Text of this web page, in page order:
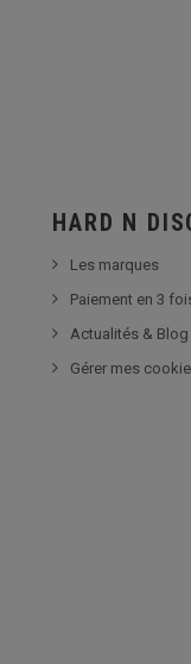
HARD N
Les marques
Paiement en 3
Actualités & Blog
Gérer mes